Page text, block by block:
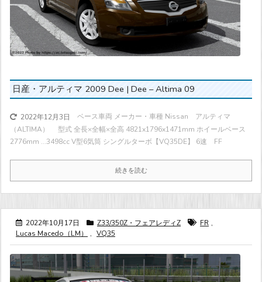
日産・アルティマ 2009 Dee | Dee – Altima 09
2022年12月3日
ベース車両 メーカー・車種 Nissan アルティマ
（ALTIMA） 型式 全長×全幅×全高 4821x1796x1471mm ホイールベース
2776mm ...3498cc V型6気筒 シングルターボ 【VQ35DE】 6速 FF
続きを読む
2022年10月17日 Z33/350Z・フェアレディZ FR ,
Lucas Macedo（LM）
, VQ35